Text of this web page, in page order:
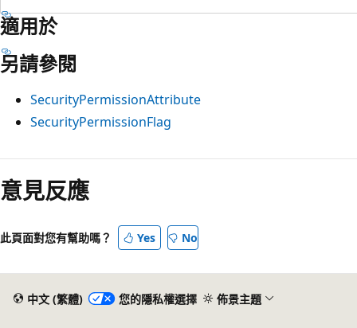
適用於
另請參閱
SecurityPermissionAttribute
SecurityPermissionFlag
意見反應
此頁面對您有幫助嗎？ Yes No
中文 (繁體) 您的隱私權選擇 佈景主題